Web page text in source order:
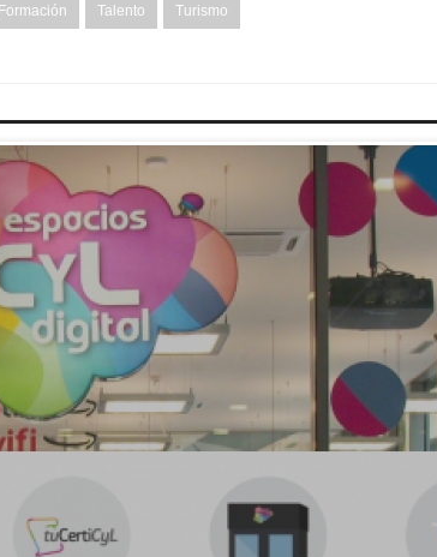
Formación Talento Turismo